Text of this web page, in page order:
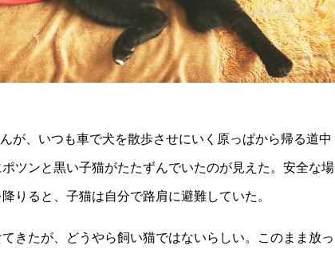
が、いつも車で犬を散歩させにいく原っぱから帰る道中
ツンと黒い子猫がたたずんでいたのが見えた。安全な場
りると、子猫は自分で路肩に避難していた。
きたが、どうやら飼い猫ではないらしい。このまま放っ